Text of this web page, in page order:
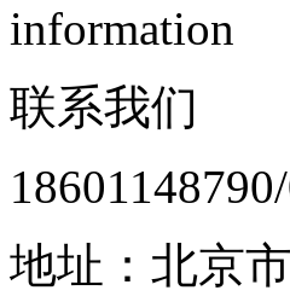
information
联系我们
地址：北京